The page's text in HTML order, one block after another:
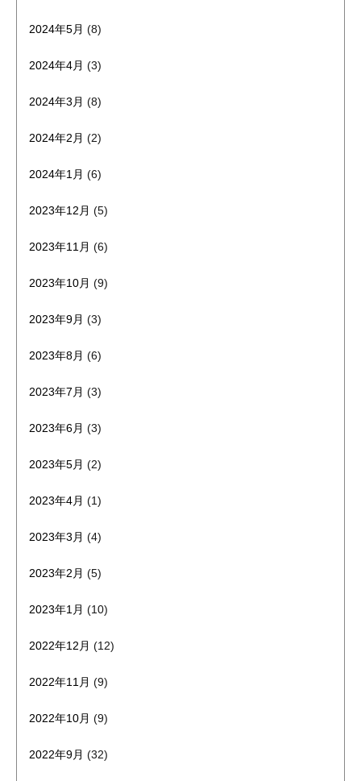
2024年5月 (8)
2024年4月 (3)
2024年3月 (8)
2024年2月 (2)
2024年1月 (6)
2023年12月 (5)
2023年11月 (6)
2023年10月 (9)
2023年9月 (3)
2023年8月 (6)
2023年7月 (3)
2023年6月 (3)
2023年5月 (2)
2023年4月 (1)
2023年3月 (4)
2023年2月 (5)
2023年1月 (10)
2022年12月 (12)
2022年11月 (9)
2022年10月 (9)
2022年9月 (32)